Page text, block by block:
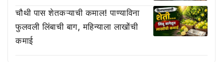
चौथी पास शेतकऱ्याची कमाल! पाण्याविना
फुलवली लिंबाची बाग, महिन्याला लाखोंची
कमाई